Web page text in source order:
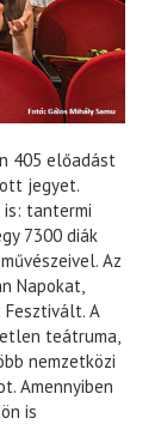
405 előadást
jegyet.
tantermi
7300 diák
Az
Napokat,
A
teátruma,
nemzetközi
Amennyiben
is